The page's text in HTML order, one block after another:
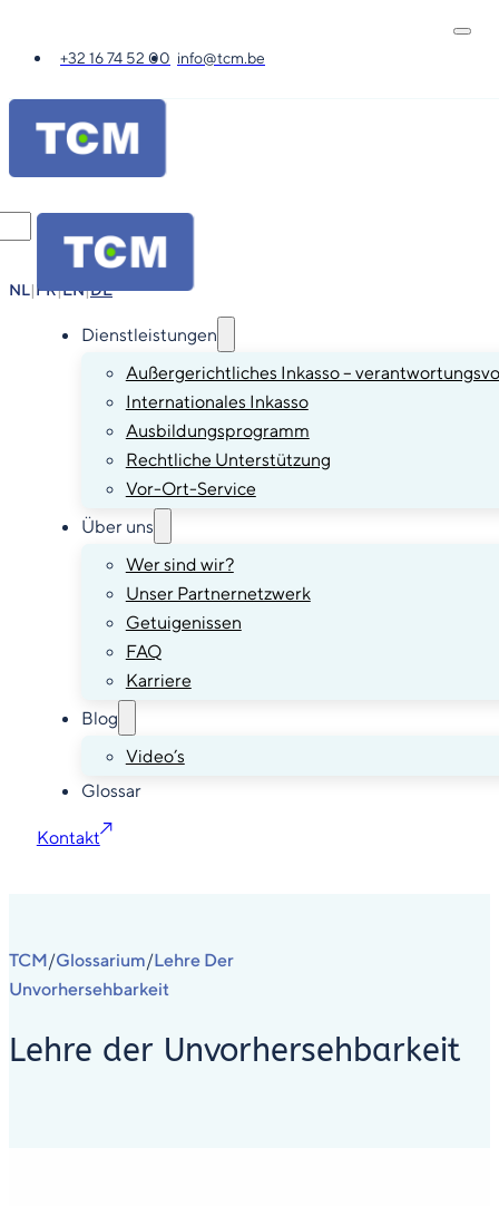
+32 16 74 52 00 info@tcm.be
NL|FR|EN|DE
Dienstleistungen
Außergerichtliches Inkasso –
Internationales Inkasso
Ausbildungsprogramm
Rechtliche Unterstützung
Vor-Ort-Service
Über uns
Wer sind wir?
Unser Partnernetzwerk
Getuigenissen
FAQ
Karriere
Blog
Video’s
Glossar
Kontakt
TCM/Glossarium/Lehre Der
Unvorhersehbarkeit
Lehre der Unvorhersehbarkeit